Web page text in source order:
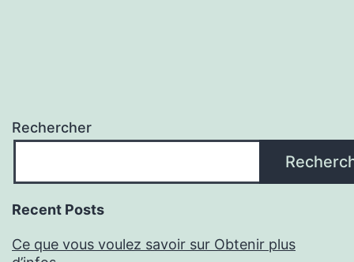
Rechercher
Recent Posts
Ce que vous voulez savoir sur Obtenir plus